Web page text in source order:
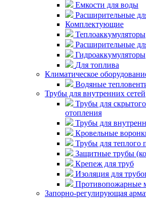
Емкости для воды
Расширительные
Комплектующие
Теплоаккумуляторы
Расширительные
Гидроаккумуляторы
Для топлива
Климатическое
Водяные
Трубы для внутренних сетей
Трубы для
отопления
Трубы для
Кровельные
Трубы для теплого
Защитные трубы
Крепеж для труб
Изоляция для
Противопожарные
Запорно-регулирующая